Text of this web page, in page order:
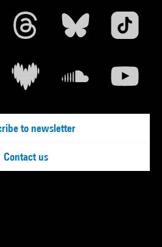
to newsletter
Contact us